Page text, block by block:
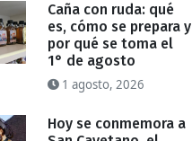
Caña con ruda: qué
es, cómo se prepara y
por qué se toma el
1° de agosto
1 agosto, 2026
Hoy se conmemora a